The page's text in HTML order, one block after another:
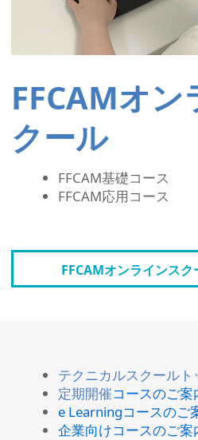
FFCAMオン
クール
FFCAM基礎コース
FFCAM応用コース
FFCAMオンラインス
テクニカルスクールト
定期開催コースのご案
e Learningコースのご
企業向けコースのご案